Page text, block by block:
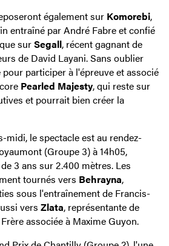
également sur Komorebi,
entraîné par André Fabre et confié
surSegall, récent gagnant de
de David Layani. Sans oublier
pour participer à l'épreuve et associé
Pearled Majesty, qui reste sur
et pourrait bien créer la
midi, le spectacle est au rendez-
(Groupe 3) à 14h05,
3 ans sur 2.400 mètres. Les
tournés vers Behrayna,
sous l'entraînement de Francis-
vers Zlata, représentante de
associée à Maxime Guyon.